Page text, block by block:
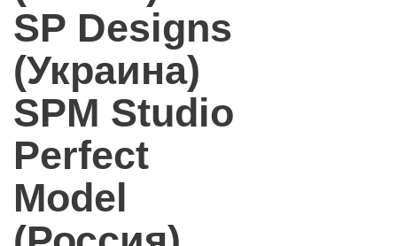
SP Designs
(Украина)
SPM Studio
Perfect
Model